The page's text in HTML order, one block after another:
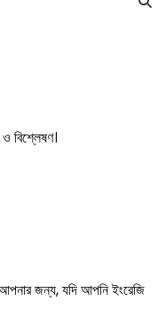
বিশ্লেষণ।
জন্য, যদি আপনি ইংরেজি